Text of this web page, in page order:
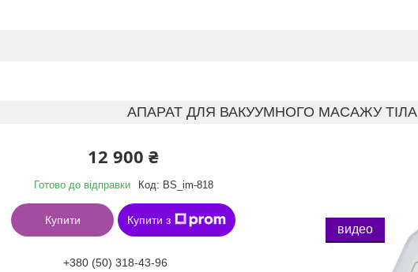
АПАРАТ ДЛЯ ВАКУУМНОГО МАСАЖУ ТІЛА
12 900 ₴
Готово до відправки Код: BS_im-818
Купити Купити з
+380 (50) 318-43-96
видео